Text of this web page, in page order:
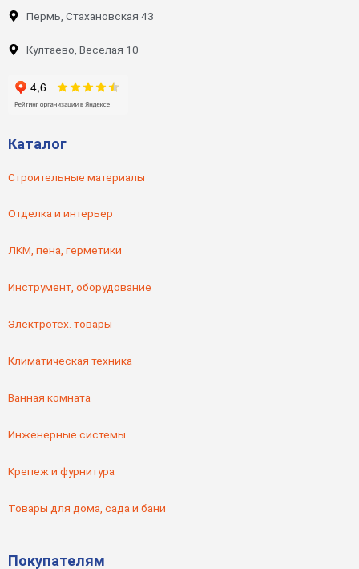
Пермь, Стахановская 43
Култаево, Веселая 10
Каталог
Строительные материалы
Отделка и интерьер
ЛКМ, пена, герметики
Инструмент, оборудование
Электротех. товары
Климатическая техника
Ванная комната
Инженерные системы
Крепеж и фурнитура
Товары для дома, сада и бани
Покупателям